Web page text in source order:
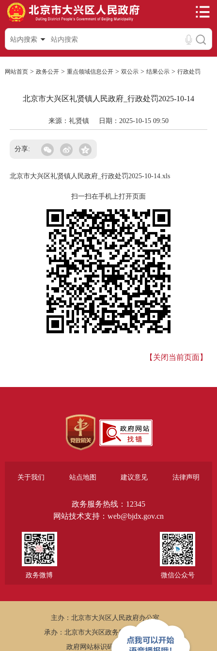
站内搜索
网站首页 > 政务公开 > 重点领域信息公开 > 双公示 > 结果公示 > 行政处罚
北京市大兴区礼贤镇人民政府_行政处罚2025-10-14
来源：礼贤镇 日期：2025-10-15 09:50
分享:
北京市大兴区礼贤镇人民政府_行政处罚2025-10-14.xls
扫一扫在手机上打开页面
【关闭当前页面】
关于我们 站点地图 建议意见 法律声明
政务服务热线：12345
网站技术支持：web@bjdx.gov.cn
政务微博 微信公众号
主办：北京市大兴区人民政府办公室
承办：北京市大兴区政务服务和数据管理局
政府网站标识码：1101150005